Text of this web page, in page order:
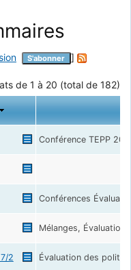
S'abonner ]
de 1 à 20 (total de 182)
Conférence TEPP
Conférences
Mélanges,
2 Évaluation des